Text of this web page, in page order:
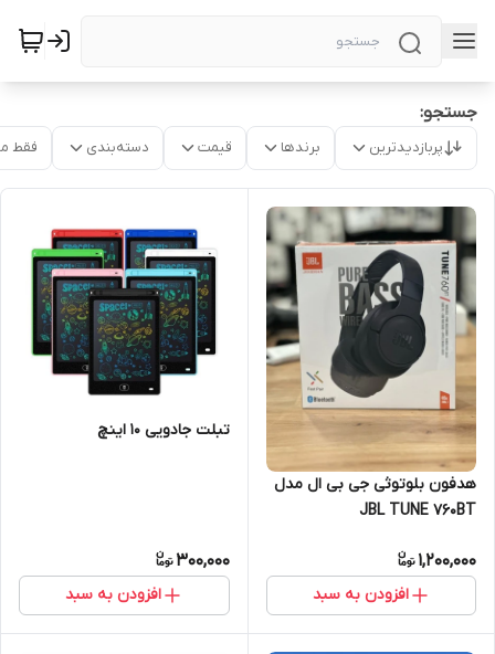
جستجو:
پربازدیدترین برندها قیمت دسته‌بندی فقط
هدفون بلوتوثی جی بی ال مدل
JBL TUNE 760BT
1,200,000
افزودن به سبد
تبلت جادویی 10 اینچ
300,000
افزودن به سبد